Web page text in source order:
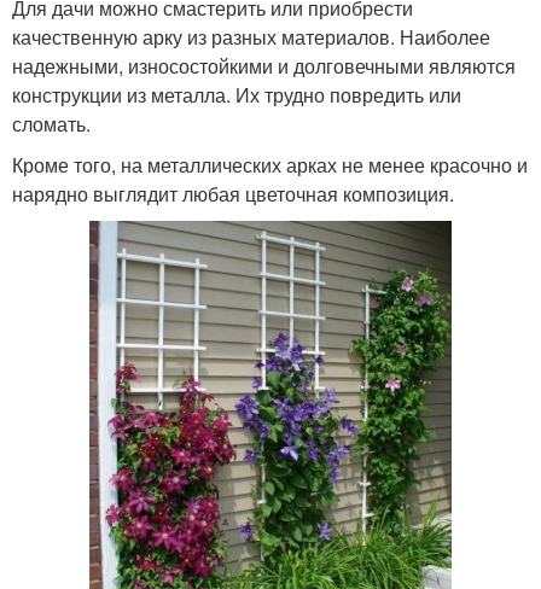
Для дачи можно смастерить или приобрести
качественную арку из разных материалов. Наиболее
надежными, износостойкими и долговечными являются
конструкции из металла. Их трудно повредить или
сломать.
Кроме того, на металлических арках не менее красочно и
нарядно выглядит любая цветочная композиция.